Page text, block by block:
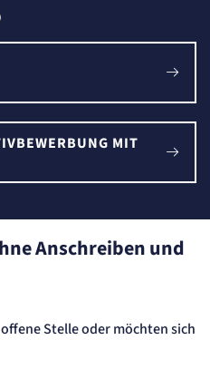
MIT
Anschreiben und
Stelle oder möchten sich